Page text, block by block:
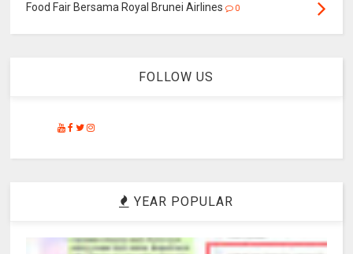
Food Fair Bersama Royal Brunei Airlines 0
FOLLOW US
YEAR POPULAR